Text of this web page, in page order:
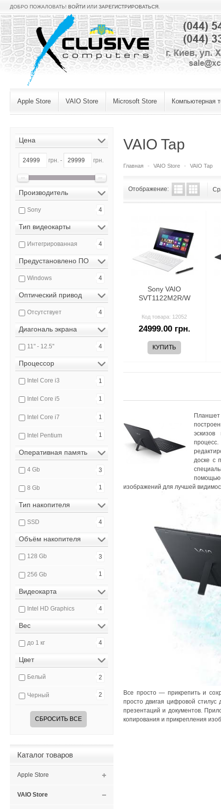
ДОБРО ПОЖАЛОВАТЬ! ВОЙТИ ИЛИ ЗАРЕГИСТРИРОВАТЬСЯ
Apple Store VAIO Store Microsoft Store Компьютерная
Цена
грн. - грн.
Производитель
Sony 4
Тип видеокарты
Интегрированная 4
Предустановлено ПО
Windows 4
Оптический привод
Отсутствует 4
Диагональ экрана
11" - 12.5'' 4
Процессор
Intel Core i3 1
Intel Core i5 1
Intel Core i7 1
Intel Pentium 1
Оперативная память
4 Gb 3
8 Gb 1
Тип накопителя
SSD 4
Объём накопителя
128 Gb 3
256 Gb 1
Видеокарта
Intel HD Graphics 4
Вес
до 1 кг 4
Цвет
Белый 2
Черный 2
СБРОСИТЬ ВСЕ
Каталог товаров
Apple Store
VAIO Store
VAIO Tap
Главная VAIO Store VAIO Tap
Отображение:
Sony VAIO
SVT1122M2R/W
Код товара: 12052
24999.00 грн.
Планшет
процесс.
доске с
изображений для лучшей
Все просто — прикрепить и
просто двигая цифровой
презентаций и документов.
копирования и прикрепления